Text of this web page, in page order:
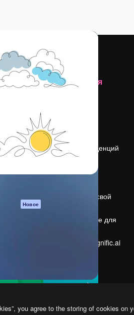
по
и
Новое
Компания
Вакансии
Поиск тенденций
Блог
События
Продайте свой
Помещение для
Ищете magnific.ai
you agree to the storing of cookies on